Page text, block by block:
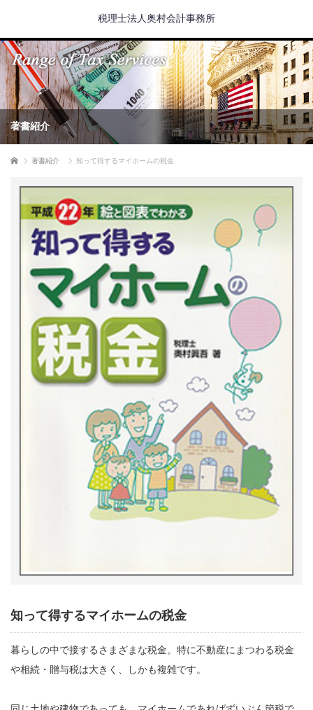
税理士法人奥村会計事務所
著書紹介
ホーム 著書紹介 知って得するマイホームの税金
知って得するマイホームの税金
暮らしの中で接するさまざまな税金。特に不動産にまつわる税金
や相続・贈与税は大きく、しかも複雑です。